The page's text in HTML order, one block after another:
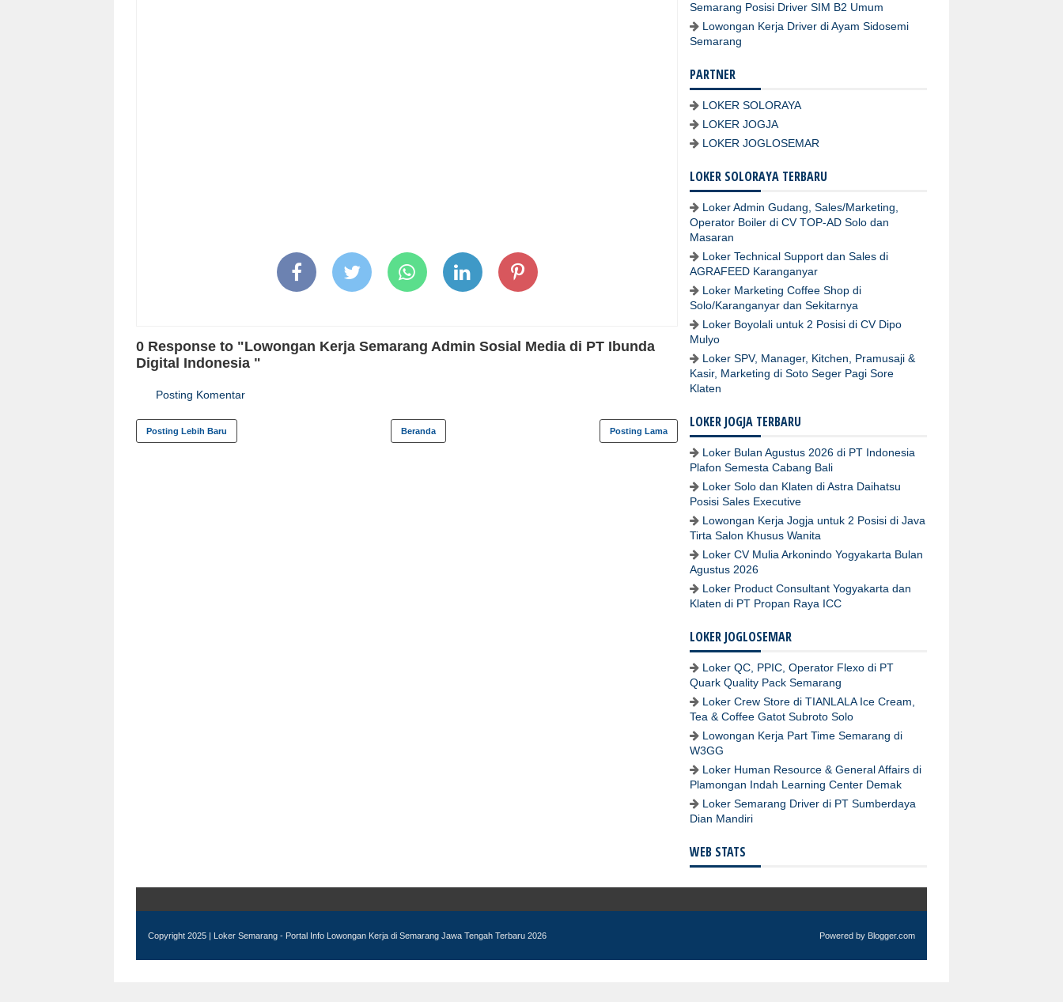
0 Response to "Lowongan Kerja Semarang Admin Sosial Media di PT Ibunda
Digital Indonesia "
Posting Komentar
Posting Lebih Baru Posting Lama
Beranda
Semarang Posisi Driver SIM B2 Umum
Lowongan Kerja Driver di Ayam Sidosemi
Semarang
PARTNER
LOKER SOLORAYA
LOKER JOGJA
LOKER JOGLOSEMAR
LOKER SOLORAYA TERBARU
Loker Admin Gudang, Sales/Marketing,
Operator Boiler di CV TOP-AD Solo dan
Masaran
Loker Technical Support dan Sales di
AGRAFEED Karanganyar
Loker Marketing Coffee Shop di
Solo/Karanganyar dan Sekitarnya
Loker Boyolali untuk 2 Posisi di CV Dipo
Mulyo
Loker SPV, Manager, Kitchen, Pramusaji &
Kasir, Marketing di Soto Seger Pagi Sore
Klaten
LOKER JOGJA TERBARU
Loker Bulan Agustus 2026 di PT Indonesia
Plafon Semesta Cabang Bali
Loker Solo dan Klaten di Astra Daihatsu
Posisi Sales Executive
Lowongan Kerja Jogja untuk 2 Posisi di Java
Tirta Salon Khusus Wanita
Loker CV Mulia Arkonindo Yogyakarta Bulan
Agustus 2026
Loker Product Consultant Yogyakarta dan
Klaten di PT Propan Raya ICC
LOKER JOGLOSEMAR
Loker QC, PPIC, Operator Flexo di PT
Quark Quality Pack Semarang
Loker Crew Store di TIANLALA Ice Cream,
Tea & Coffee Gatot Subroto Solo
Lowongan Kerja Part Time Semarang di
W3GG
Loker Human Resource & General Affairs di
Plamongan Indah Learning Center Demak
Loker Semarang Driver di PT Sumberdaya
Dian Mandiri
WEB STATS
Copyright 2025 | Loker Semarang - Portal Info Lowongan Kerja di Semarang Jawa Tengah Terbaru 2026 Powered by Blogger.com